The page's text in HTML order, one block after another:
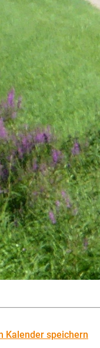
Kalender speichern